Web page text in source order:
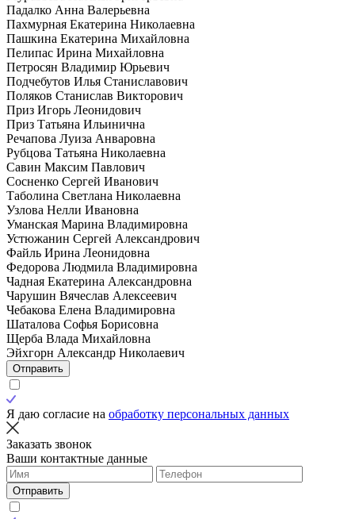
Падалко Анна Валерьевна
Пахмурная Екатерина Николаевна
Пашкина Екатерина Михайловна
Пелипас Ирина Михайловна
Петросян Владимир Юрьевич
Подчебутов Илья Станиславович
Поляков Станислав Викторович
Приз Игорь Леонидович
Приз Татьяна Ильинична
Речапова Луиза Анваровна
Рубцова Татьяна Николаевна
Савин Максим Павлович
Сосненко Сергей Иванович
Таболина Светлана Николаевна
Узлова Нелли Ивановна
Уманская Марина Владимировна
Устюжанин Сергей Александрович
Файль Ирина Леонидовна
Федорова Людмила Владимировна
Чадная Екатерина Александровна
Чарушин Вячеслав Алексеевич
Чебакова Елена Владимировна
Шаталова Софья Борисовна
Щерба Влада Михайловна
Эйхгорн Александр Николаевич
Отправить
Я даю согласие на обработку персональных данных
Заказать звонок
Ваши контактные данные
Отправить